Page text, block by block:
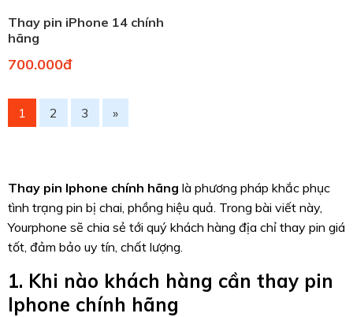
Thay pin iPhone 14 chính
hãng
700.000đ
1 2 3 »
Thay pin Iphone chính hãng là phương pháp khắc phục
tình trạng pin bị chai, phồng hiệu quả. Trong bài viết này,
Yourphone sẽ chia sẻ tới quý khách hàng địa chỉ thay pin giá
tốt, đảm bảo uy tín, chất lượng.
1. Khi nào khách hàng cần thay pin
Iphone chính hãng